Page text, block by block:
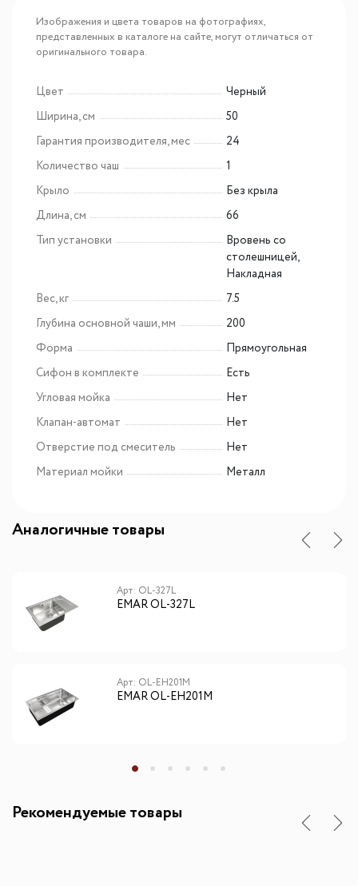
Изображения и цвета товаров на фотографиях,
представленных в каталоге на сайте, могут отличаться от
оригинального товара.
Цвет
Черный
Ширина, см
50
Гарантия производителя, мес
24
Количество чаш
1
Крыло
Без крыла
Длина, см
66
Тип установки
Вровень со
столешницей,
Накладная
Вес, кг
7.5
Глубина основной чаши, мм
200
Форма
Прямоугольная
Сифон в комплекте
Есть
Угловая мойка
Нет
Клапан-автомат
Нет
Отверстие под смеситель
Нет
Материал мойки
Металл
Аналогичные товары
Арт: OL-327L
EMAR OL-327L
Арт: OL-EH201M
EMAR OL-EH201M
Рекомендуемые товары